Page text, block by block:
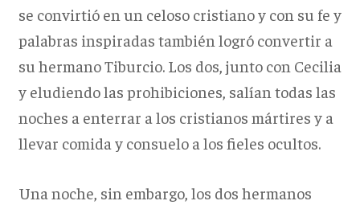
se convirtió en un celoso cristiano y con su fe y
palabras inspiradas también logró convertir a
su hermano Tiburcio. Los dos, junto con Cecilia
y eludiendo las prohibiciones, salían todas las
noches a enterrar a los cristianos mártires y a
llevar comida y consuelo a los fieles ocultos.
Una noche, sin embargo, los dos hermanos